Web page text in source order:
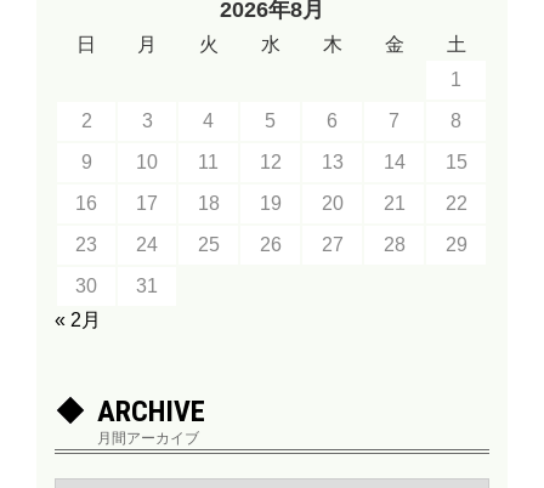
2026年8月
日 月 火 水 木 金
土
1
2
3 4 5 6 7
8
9
10 11 12 13 14
15
16
17 18 19 20 21
22
23
24 25 26 27 28
29
30
31
« 2月
ARCHIVE
月間アーカイブ